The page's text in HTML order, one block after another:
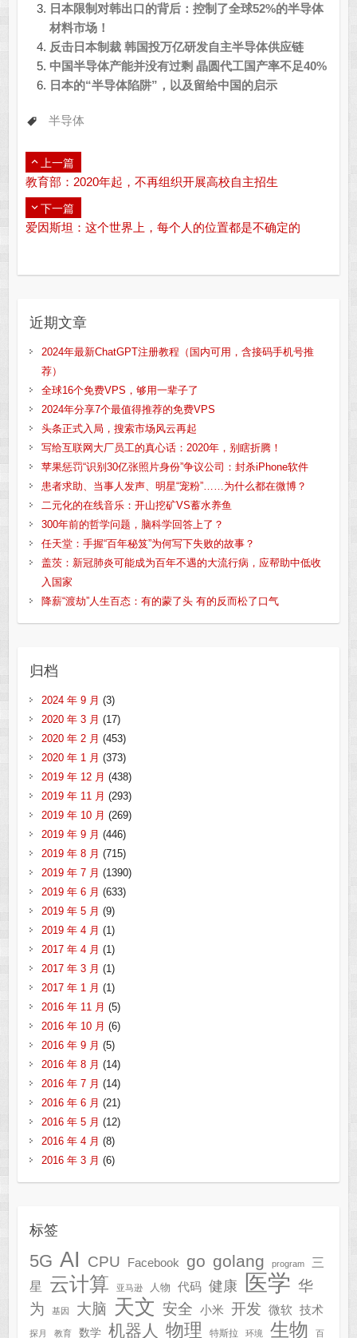
日本限制对韩出口的背后：控制了全球52%的半导体
材料市场！
反击日本制裁 韩国投万亿研发自主半导体供应链
中国半导体产能并没有过剩 晶圆代工国产率不足40%
日本的“半导体陷阱”，以及留给中国的启示
半导体
上一篇
教育部：2020年起，不再组织开展高校自主招生
下一篇
爱因斯坦：这个世界上，每个人的位置都是不确定的
近期文章
2024年最新ChatGPT注册教程（国内可用，含接码手机号推
荐）
全球16个免费VPS，够用一辈子了
2024年分享7个最值得推荐的免费VPS
头条正式入局，搜索市场风云再起
写给互联网大厂员工的真心话：2020年，别瞎折腾！
苹果惩罚“识别30亿张照片身份”争议公司：封杀iPhone软件
患者求助、当事人发声、明星“宠粉”……为什么都在微博？
二元化的在线音乐：开山挖矿VS蓄水养鱼
300年前的哲学问题，脑科学回答上了？
任天堂：手握“百年秘笈”为何写下失败的故事？
盖茨：新冠肺炎可能成为百年不遇的大流行病，应帮助中低收
入国家
降薪“渡劫”人生百态：有的蒙了头 有的反而松了口气
归档
2024 年 9 月 (3)
2020 年 3 月 (17)
2020 年 2 月 (453)
2020 年 1 月 (373)
2019 年 12 月 (438)
2019 年 11 月 (293)
2019 年 10 月 (269)
2019 年 9 月 (446)
2019 年 8 月 (715)
2019 年 7 月 (1390)
2019 年 6 月 (633)
2019 年 5 月 (9)
2019 年 4 月 (1)
2017 年 4 月 (1)
2017 年 3 月 (1)
2017 年 1 月 (1)
2016 年 11 月 (5)
2016 年 10 月 (6)
2016 年 9 月 (5)
2016 年 8 月 (14)
2016 年 7 月 (14)
2016 年 6 月 (21)
2016 年 5 月 (12)
2016 年 4 月 (8)
2016 年 3 月 (6)
标签
5G AI CPU Facebook go golang program
三
星
云计算 亚马逊 人物 代码 健康 医学 华
为
基因 大脑 天文 安全 小米 开发 微软 技术
探月 教育 数学 机器人 物理 特斯拉 环境 生物 百